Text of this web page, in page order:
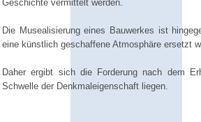
Geschichte vermittelt werden.
Die Musealisierung eines Bauwerkes ist
eine künstlich geschaffene Atmosphäre ersetzt
Daher ergibt sich die Forderung nach dem
Schwelle der Denkmaleigenschaft liegen.